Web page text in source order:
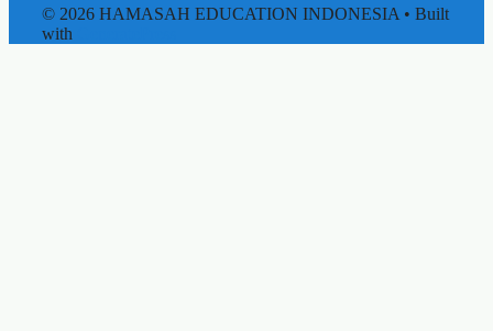
© 2026 HAMASAH EDUCATION INDONESIA • Built
with